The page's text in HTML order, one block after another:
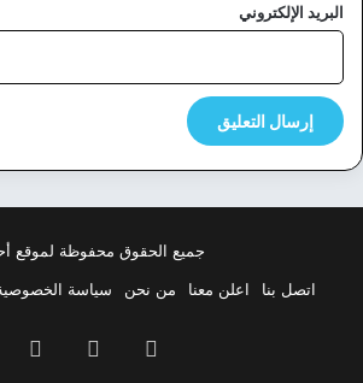
البريد الإلكتروني
جميع الحقوق محفوظة لموقع
اتصل بنا
اعلن معنا من نحن سياسة
فيسبوك